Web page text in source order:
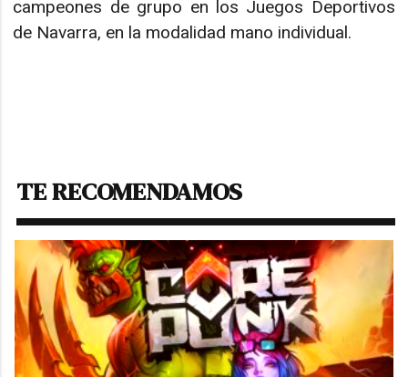
campeones de grupo en los Juegos Deportivos
de Navarra, en la modalidad mano individual.
TE RECOMENDAMOS